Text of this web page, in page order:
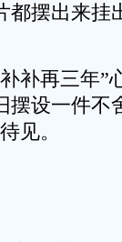
都摆出来挂
再三年”
摆设一件不
见。